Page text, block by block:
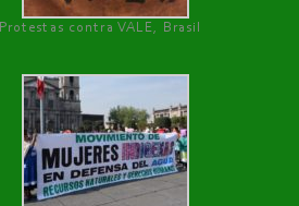
Protestas contra VALE, Brasil